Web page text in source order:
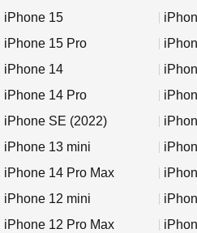
iPhone 15
iPhone 15 Pro
iPhone 14
iPhone 14 Pro
iPhone SE (2022)
iPhone 13 mini
iPhone 14 Pro Max
iPhone 12 mini
iPhone 12 Pro Max